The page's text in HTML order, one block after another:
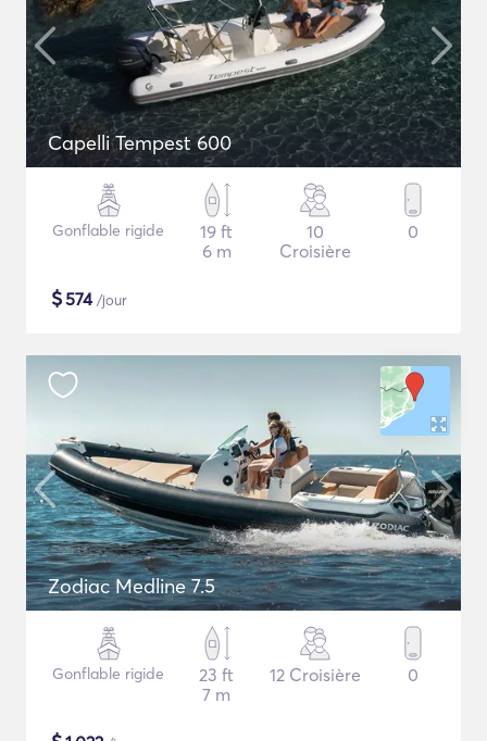
Capelli Tempest 600
Gonflable rigide
19 ft
6 m
10
Croisière
0
$574/jour
Zodiac Medline 7.5
Gonflable rigide
23 ft
7 m
12 Croisière 0